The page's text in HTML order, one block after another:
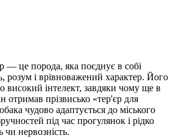
— це порода, яка поєднує в собі
розум і врівноважений характер. Його
високий інтелект, завдяки чому ще в
отримав прізвисько «тер'єр для
чудово адаптується до міського
під час прогулянок і рідко
чи нервозність.